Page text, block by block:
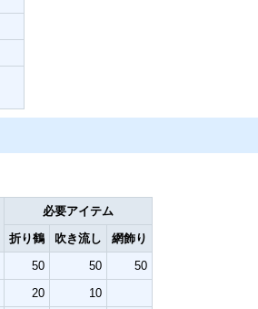
必要アイテム
折り鶴
吹き流し
網飾り
50 50
50
20
10